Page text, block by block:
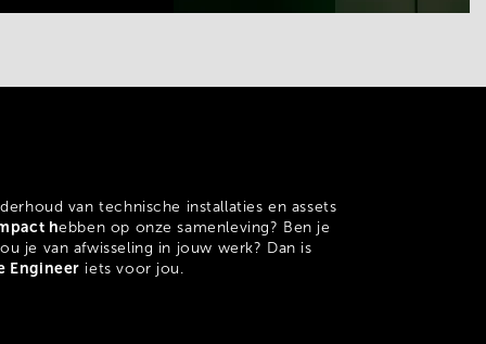
van technische installaties en assets
hebben op onze samenleving? Ben je
je van afwisseling in jouw werk? Dan is
Engineer iets voor jou.